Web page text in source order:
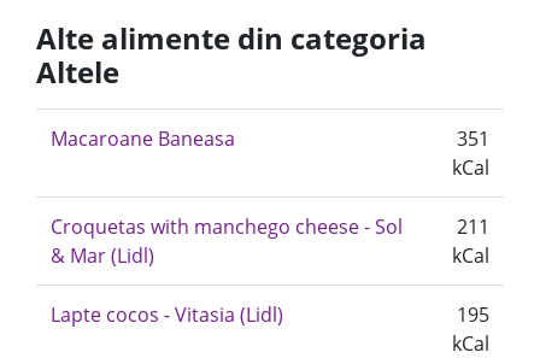
Alte alimente din categoria
Altele
Macaroane Baneasa
351
kCal
Croquetas with manchego cheese - Sol
& Mar (Lidl)
211
kCal
Lapte cocos - Vitasia (Lidl)
195
kCal